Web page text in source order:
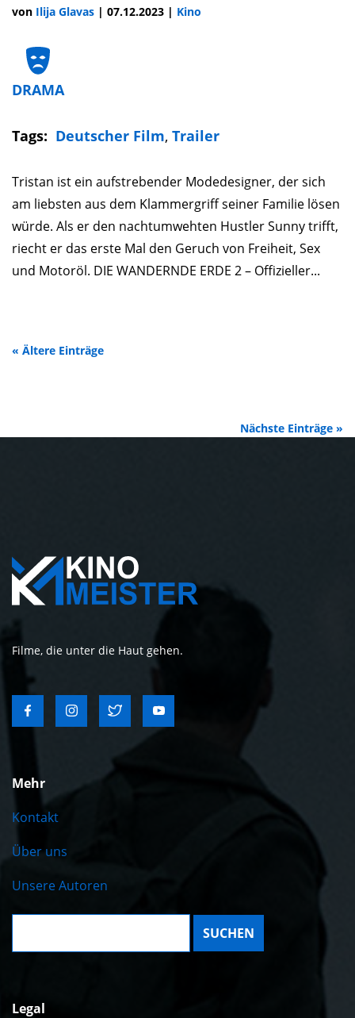
von Ilija Glavas | 07.12.2023 | Kino
DRAMA
Tags: Deutscher Film, Trailer
Tristan ist ein aufstrebender Modedesigner, der sich
am liebsten aus dem Klammergriff seiner Familie lösen
würde. Als er den nachtumwehten Hustler Sunny trifft,
riecht er das erste Mal den Geruch von Freiheit, Sex
und Motoröl. DIE WANDERNDE ERDE 2 – Offizieller...
« Ältere Einträge
Nächste Einträge »
Filme, die unter die Haut gehen.
Mehr
Kontakt
Über uns
Unsere Autoren
Suche:
Legal